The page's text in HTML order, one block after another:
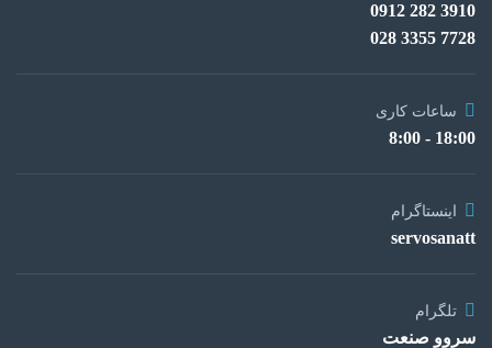
3910 282 0912
7728 3355 028
ساعات کاری
18:00 - 8:00
اینستاگرام
servosanatt
تلگرام
سروو صنعت